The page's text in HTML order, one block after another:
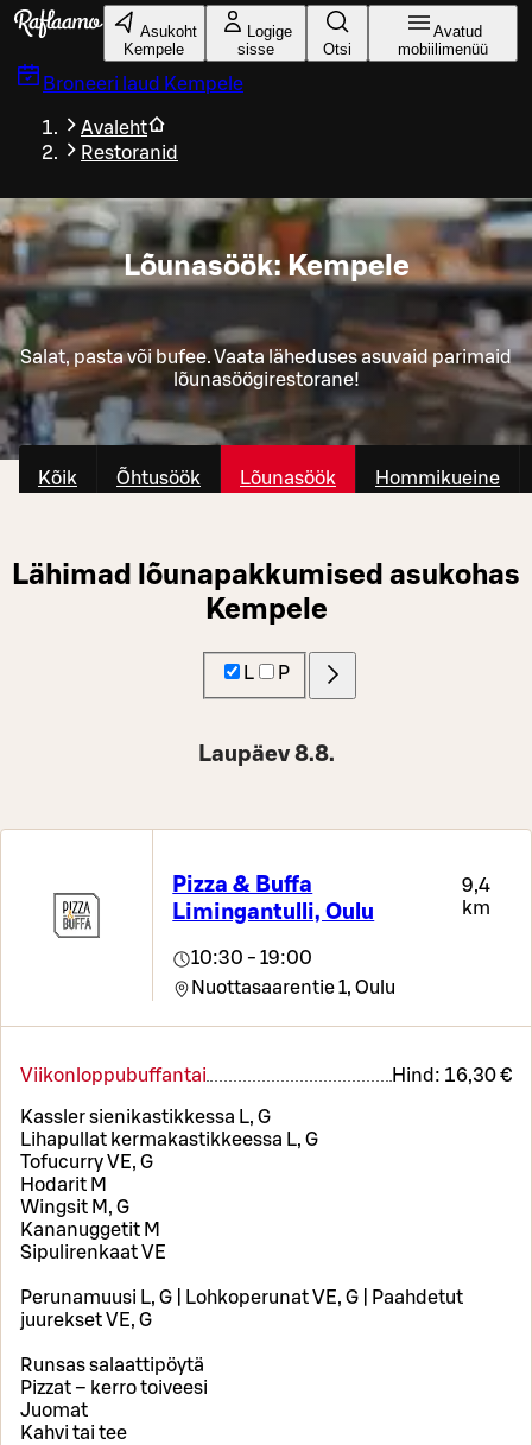
Liigu peamise sisu juurde
Asukoht
Kempele
Logige
sisse
Otsi
Avatud
mobiilimenüü
Broneeri laud Kempele
Avaleht
Restoranid
Lõunasöök: Kempele
Salat, pasta või bufee. Vaata läheduses asuvaid parimaid
lõunasöögirestorane!
Kõik Õhtusöök Lõunasöök Hommikueine
Lähimad lõunapakkumised asukohas
Kempele
L P
Laupäev 8.8.
Pizza & Buffa
Limingantulli, Oulu
9,4
km
10:30 - 19:00
Nuottasaarentie 1, Oulu
Viikonloppubuffantai Hind: 16,30 €
Kassler sienikastikkessa L, G
Lihapullat kermakastikkeessa L, G
Tofucurry VE, G
Hodarit M
Wingsit M, G
Kananuggetit M
Sipulirenkaat VE
Perunamuusi L, G | Lohkoperunat VE, G | Paahdetut
juurekset VE, G
Runsas salaattipöytä
Pizzat – kerro toiveesi
Juomat
Kahvi tai tee